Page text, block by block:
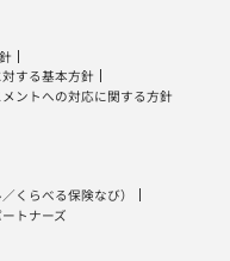
／くらべる保険なび
トナーズ
イバシーポリシー